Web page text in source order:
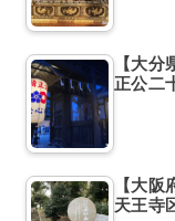
【大
正公二
【大
天王寺